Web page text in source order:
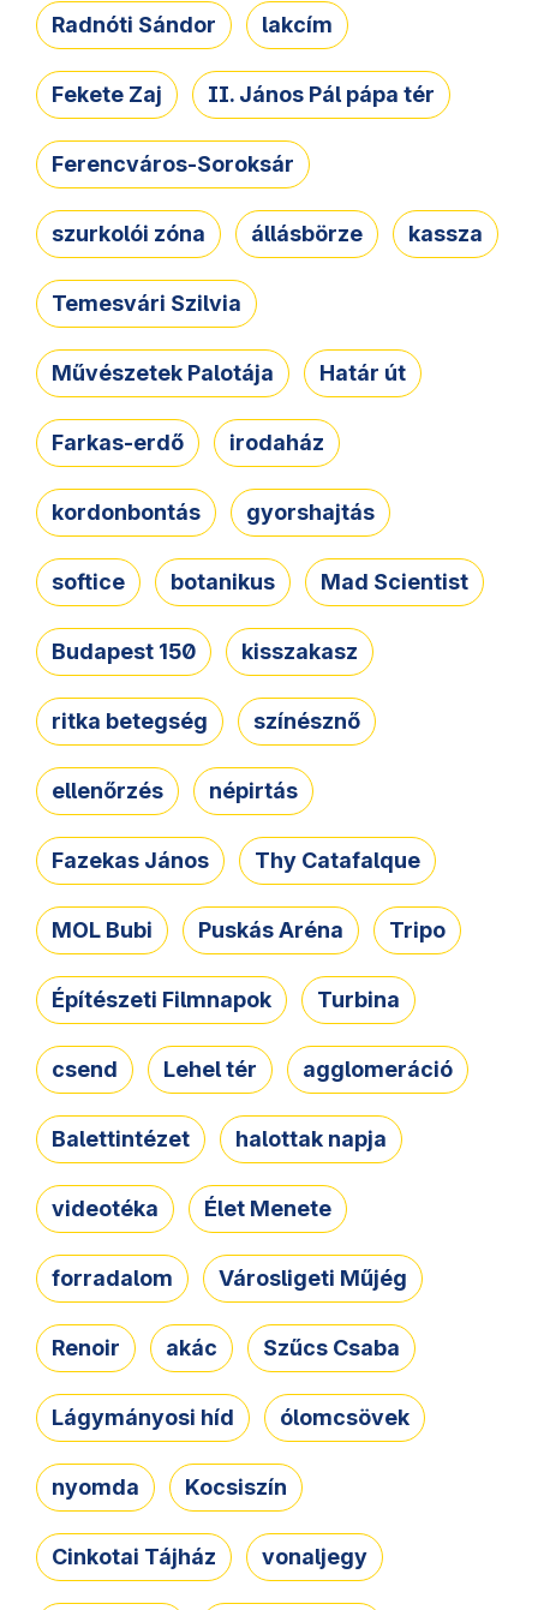
Radnóti Sándor lakcím
Fekete Zaj II. János Pál pápa tér
Ferencváros-Soroksár
szurkolói zóna állásbörze kassza
Temesvári Szilvia
Művészetek Palotája Határ út
Farkas-erdő irodaház
kordonbontás gyorshajtás
softice botanikus Mad Scientist
Budapest 150 kisszakasz
ritka betegség színésznő
ellenőrzés népirtás
Fazekas János Thy Catafalque
MOL Bubi Puskás Aréna Tripo
Építészeti Filmnapok Turbina
csend Lehel tér agglomeráció
Balettintézet halottak napja
videotéka Élet Menete
forradalom Városligeti Műjég
Renoir akác Szűcs Csaba
Lágymányosi híd ólomcsövek
nyomda Kocsiszín
Cinkotai Tájház vonaljegy